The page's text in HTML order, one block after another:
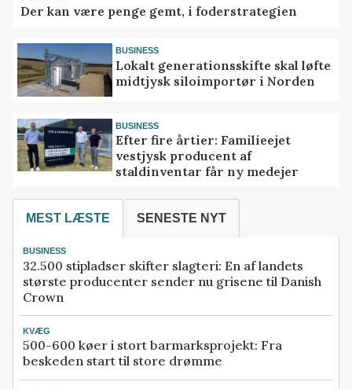
Der kan være penge gemt, i foderstrategien
BUSINESS
Lokalt generationsskifte skal løfte
midtjysk siloimportør i Norden
BUSINESS
Efter fire årtier: Familieejet
vestjysk producent af
staldinventar får ny medejer
MEST LÆSTE SENESTE NYT
BUSINESS
32.500 stipladser skifter slagteri: En af landets
største producenter sender nu grisene til Danish
Crown
KVÆG
500-600 køer i stort barmarksprojekt: Fra
beskeden start til store drømme